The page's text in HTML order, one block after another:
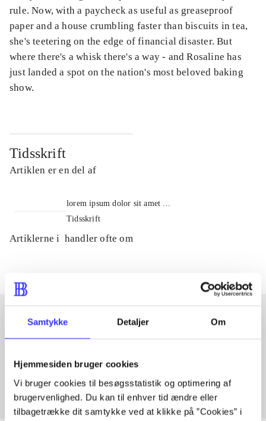
Samtykke Detaljer Om
Hjemmesiden bruger cookies
Vi bruger cookies til besøgsstatistik og optimering af
brugervenlighed. Du kan til enhver tid ændre eller
tilbagetrække dit samtykke ved at klikke på ”Cookies” i
rule. Now, with a paycheck as useful as greaseproof
paper and a house crumbling faster than biscuits in tea,
she's teetering on the edge of financial disaster. But
where there's a whisk there's a way - and Rosaline has
just landed a spot on the nation's most beloved baking
show.
Tidsskrift
Artiklen er en del af
lorem ipsum dolor sit amet ...
Tidsskrift
Artiklerne i handler ofte om
Artikler med samme emner
Fra